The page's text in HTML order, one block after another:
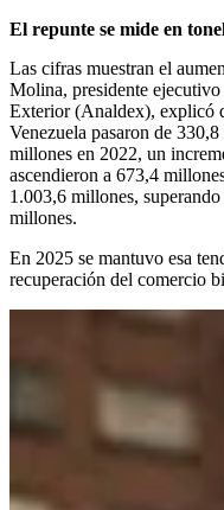
El repunte se mide en
Las cifras muestran el
Molina, presidente
Exterior (Analdex), explicó
Venezuela pasaron de
millones en 2022, un
ascendieron a 673,4
1.003,6 millones,
millones.
En 2025 se mantuvo esa
recuperación del comercio